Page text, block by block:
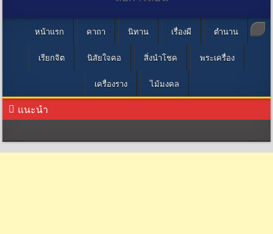
หน้าแรก คาถา นิทาน เรื่องผี ตำนาน
เรียกจิต นิสัยใจคอ สิ่งนำโชค พระเครื่อง
เครื่องราง ไม้มงคล
แนะนำ